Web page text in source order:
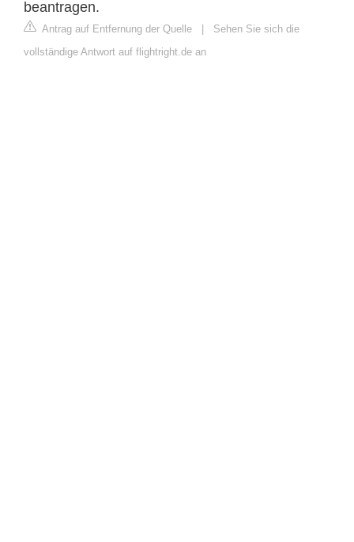
beantragen.
Antrag auf Entfernung der Quelle | Sehen Sie sich die
vollständige Antwort auf flightright.de an